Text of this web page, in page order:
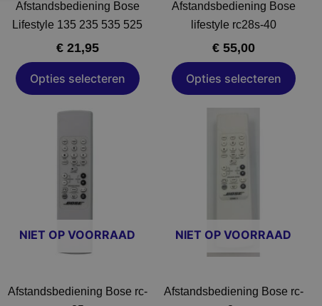
Afstandsbediening Bose
Lifestyle 135 235 535 525
€21,95
Opties selecteren
worden
de
productpagina
Afstandsbediening Bose
lifestyle rc28s-40
€55,00
Opties selecteren
worden
de
productpagina
NIET OP VOORRAAD
Afstandsbediening Bose rc-
Dit
heeft
meerdere
variaties.
Deze
optie
NIET OP VOORRAAD
Afstandsbediening Bose rc-
product
heeft
meerdere
variaties.
optie